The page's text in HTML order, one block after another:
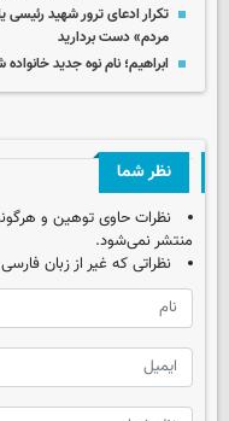
تکرار ادعای ترور شهید رئیسی
مردم» دست بردارید
ابراهیم؛ نام نوه جدید
نظر شما
نظرات حاوی توهین و
منتشر نمی‌شود.
نظراتی که غیر از زبان